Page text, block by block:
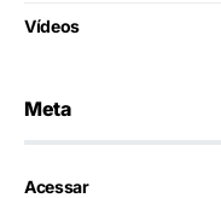
Vídeos
Meta
Acessar